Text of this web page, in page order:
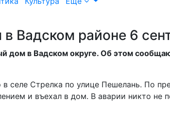
Вадском районе 6
дом в Вадском округе. Об этом
селе Стрелка по улице Пешелань. По
и въехал в дом. В аварии никто не